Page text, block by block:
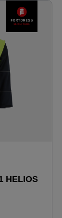
poches
à
par
à dents très
qu'au niveau
dans
tricotés
·
coutures
HELIOS